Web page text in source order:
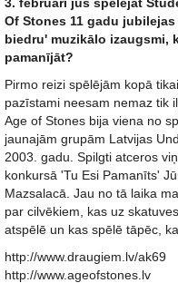
Of Stones 11 gadu
biedru' muzikālo izaugsmi,
pamanījāt?
Pirmo reizi spēlējām kopā
pazīstami neesam nemaz tik
Age of Stones bija viena no
jaunajām grupām Latvijas
2003. gadu. Spilgti atceros
konkursā 'Tu Esi Pamanīts'
Mazsalacā. Jau no tā laika
par cilvēkiem, kas uz
atspēlē un kas spēlē tāpēc,
http://www.draugiem.lv/ak69
http://www.ageofstones.lv